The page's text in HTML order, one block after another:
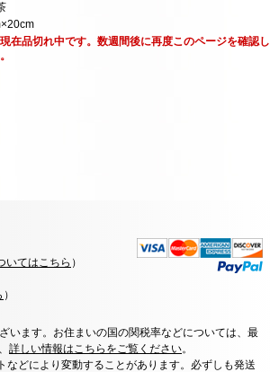
在品切れ中です。数週間後に再度このページを確認し
いてはこちら ）
）
います。お住まいの国の関税率などについては、最
詳しい情報はこちらをご覧ください。
どにより変動することがあります。必ずしも発送